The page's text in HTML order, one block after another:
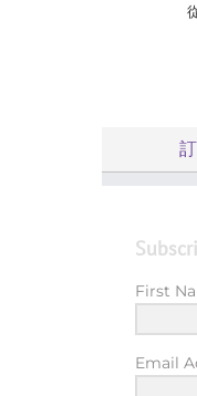
First
Email